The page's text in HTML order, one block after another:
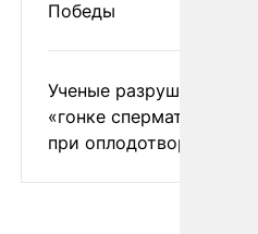
Победы
Ученые разрушили миф
«гонке
при оплодотворении